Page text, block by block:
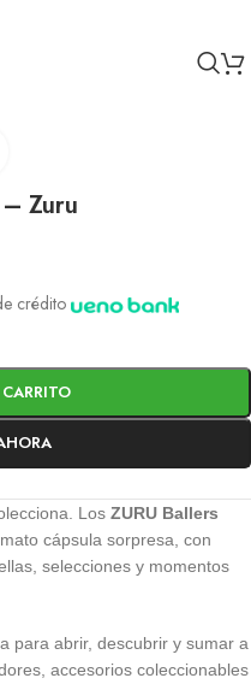
Zuru
crédito
Los ZURU Ballers
cápsula sorpresa, con
selecciones y momentos
para abrir, descubrir y sumar a
accesorios coleccionables